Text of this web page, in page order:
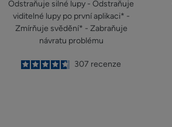
Odstraňuje silné lupy - Odstraňuje
viditelné lupy po první aplikaci* -
Zmírňuje svědění* - Zabraňuje
návratu problému
4.7
/5
307 recenze